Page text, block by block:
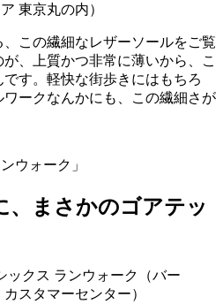
この繊細なレザーソールをご覧
、上質かつ非常に薄いから、こ
す。軽快な街歩きにはもちろ
ークなんかにも、この繊細さが
ウォーク」
、まさかのゴアテッ